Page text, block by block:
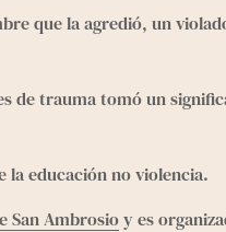
que la agredió, un
de trauma tomó un
la educación no violencia.
San Ambrosio y es